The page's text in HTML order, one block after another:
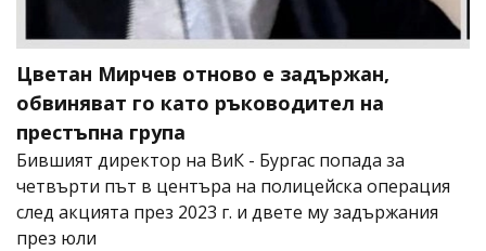
Цветан Мирчев отново е задържан,
обвиняват го като ръководител на
престъпна група
Бившият директор на ВиК - Бургас попада за
четвърти път в центъра на полицейска операция
след акцията през 2023 г. и двете му задържания
през юли